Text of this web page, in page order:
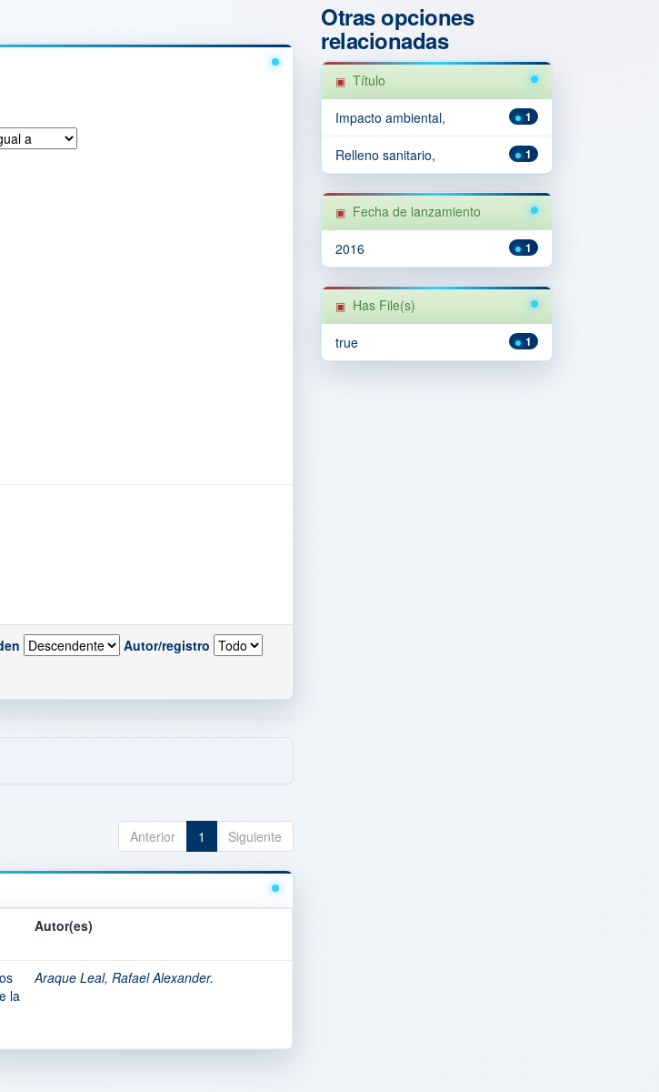
Autor/registro
Anterior 1 Siguiente
Autor(es)
la
Araque Leal, Rafael Alexander.
Otras opciones
relacionadas
Título
1
Impacto ambiental,
1
Relleno sanitario,
Fecha de lanzamiento
1
2016
Has File(s)
1
true